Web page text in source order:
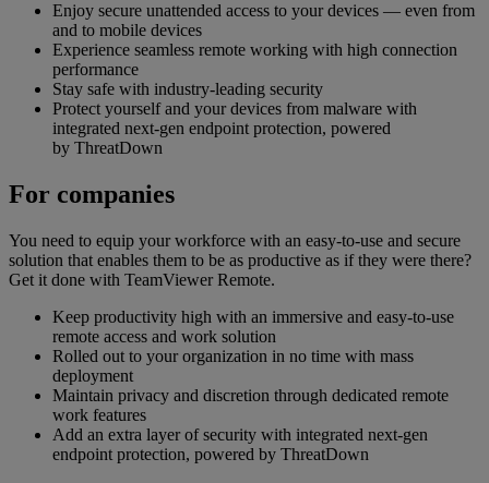
Enjoy secure unattended access to your devices — even from
and to mobile devices
Experience seamless remote working with high connection
performance
Stay safe with industry-leading security
Protect yourself and your devices from malware with
integrated next-gen endpoint protection, powered
by ThreatDown
For companies
You need to equip your workforce with an easy-to-use and secure
solution that enables them to be as productive as if they were there?
Get it done with TeamViewer Remote.
Keep productivity high with an immersive and easy-to-use
remote access and work solution
Rolled out to your organization in no time with mass
deployment
Maintain privacy and discretion through dedicated remote
work features
Add an extra layer of security with integrated next-gen
endpoint protection, powered by ThreatDown